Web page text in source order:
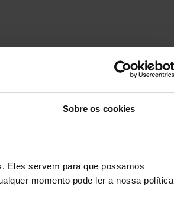
Sobre os cookies
Eles servem para que possamos
momento pode ler a nossa política